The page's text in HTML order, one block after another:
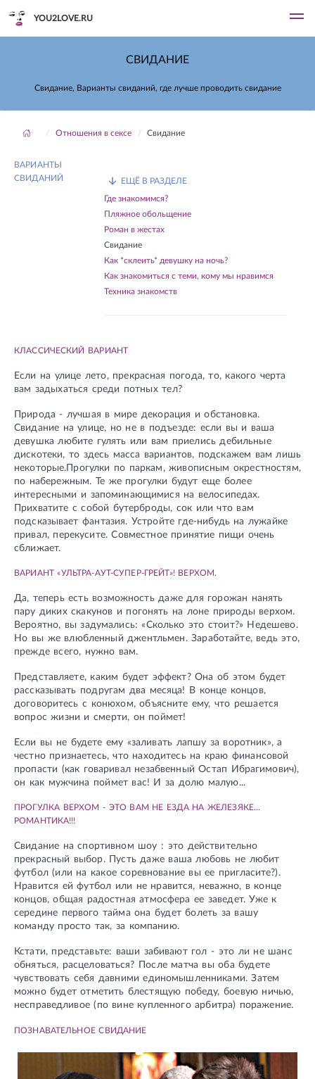
YOU2LOVE.RU
СВИДАНИЕ
Свидание, Варианты свиданий, где лучше проводить свидание
Отношения в сексе Свидание
ЕЩЁ В РАЗДЕЛЕ
Где знакомимся?
Пляжное обольщение
Роман в жестах
Свидание
Как *склеить* девушку на ночь?
Как знакомиться с теми, кому мы нравимся
Техника знакомств
ВАРИАНТЫ
СВИДАНИЙ
КЛАССИЧЕСКИЙ ВАРИАНТ
Если на улице лето, прекрасная погода, то, какого черта
вам задыхаться среди потных тел?
Природа - лучшая в мире декорация и обстановка.
Свидание на улице, но не в подъезде: если вы и ваша
девушка любите гулять или вам приелись дебильные
дискотеки, то здесь масса вариантов, подскажем вам лишь
некоторые.Прогулки по паркам, живописным окрестностям,
по набережным. Те же прогулки будут еще более
интересными и запоминающимися на велосипедах.
Прихватите с собой бутерброды, сок или что вам
подсказывает фантазия. Устройте где-нибудь на лужайке
привал, перекусите. Совместное принятие пищи очень
сближает.
ВАРИАНТ «УЛЬТРА-АУТ-СУПЕР-ГРЕЙТ»! ВЕРХОМ.
Да, теперь есть возможность даже для горожан нанять
пару диких скакунов и погонять на лоне природы верхом.
Вероятно, вы задумались: «Сколько это стоит?» Недешево.
Но вы же влюбленный джентльмен. Заработайте, ведь это,
прежде всего, нужно вам.
Представляете, каким будет эффект? Она об этом будет
рассказывать подругам два месяца! В конце концов,
договоритесь с конюхом, объясните ему, что решается
вопрос жизни и смерти, он поймет!
Если вы не будете ему «заливать лапшу за воротник», а
честно признаетесь, что находитесь на краю финансовой
пропасти (как говаривал незабвенный Остап Ибрагимович),
он как мужчина поймет вас! И за долю малую...
ПРОГУЛКА ВЕРХОМ - ЭТО ВАМ НЕ ЕЗДА НА ЖЕЛЕЗЯКЕ...
РОМАНТИКА!!!
Свидание на спортивном шоу : это действительно
прекрасный выбор. Пусть даже ваша любовь не любит
футбол (или на какое соревнование вы ее пригласите?).
Нравится ей футбол или не нравится, неважно, в конце
концов, общая радостная атмосфера ее заведет. Уже к
середине первого тайма она будет болеть за вашу
команду просто так, за компанию.
Кстати, представьте: ваши забивают гол - это ли не шанс
обняться, расцеловаться? После матча вы оба будете
чувствовать себя давними единомышленниками. Затем
можно будет отметить блестящую победу, боевую ничью,
несправедливое (по вине купленного арбитра) поражение.
ПОЗНАВАТЕЛЬНОЕ СВИДАНИЕ